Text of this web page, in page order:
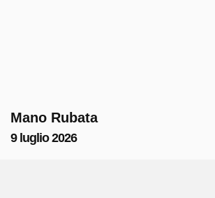
Mano Rubata
9 luglio 2026